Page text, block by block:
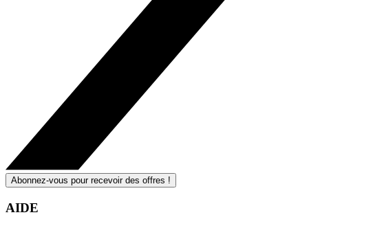
Abonnez-vous pour recevoir des offres !
AIDE